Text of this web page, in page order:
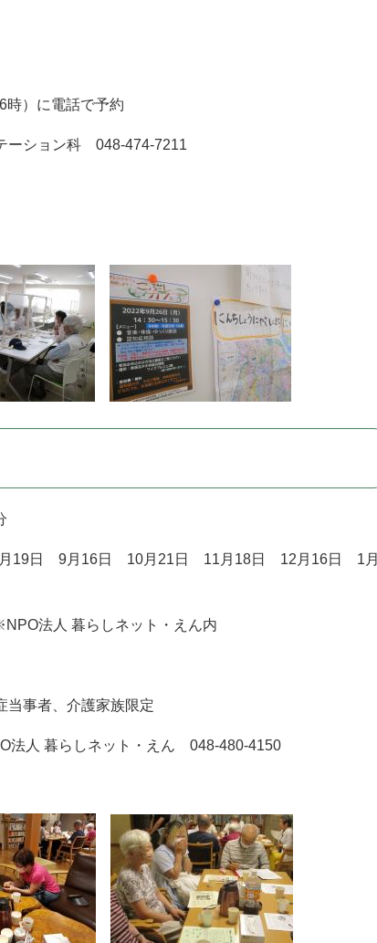
時）に電話で予約
ョン科 048-474-7211
19日 9月16日 10月21日 11月18日 12月16日 1月
法人 暮らしネット・えん内
事者、介護家族限定
法人 暮らしネット・えん 048-480-4150